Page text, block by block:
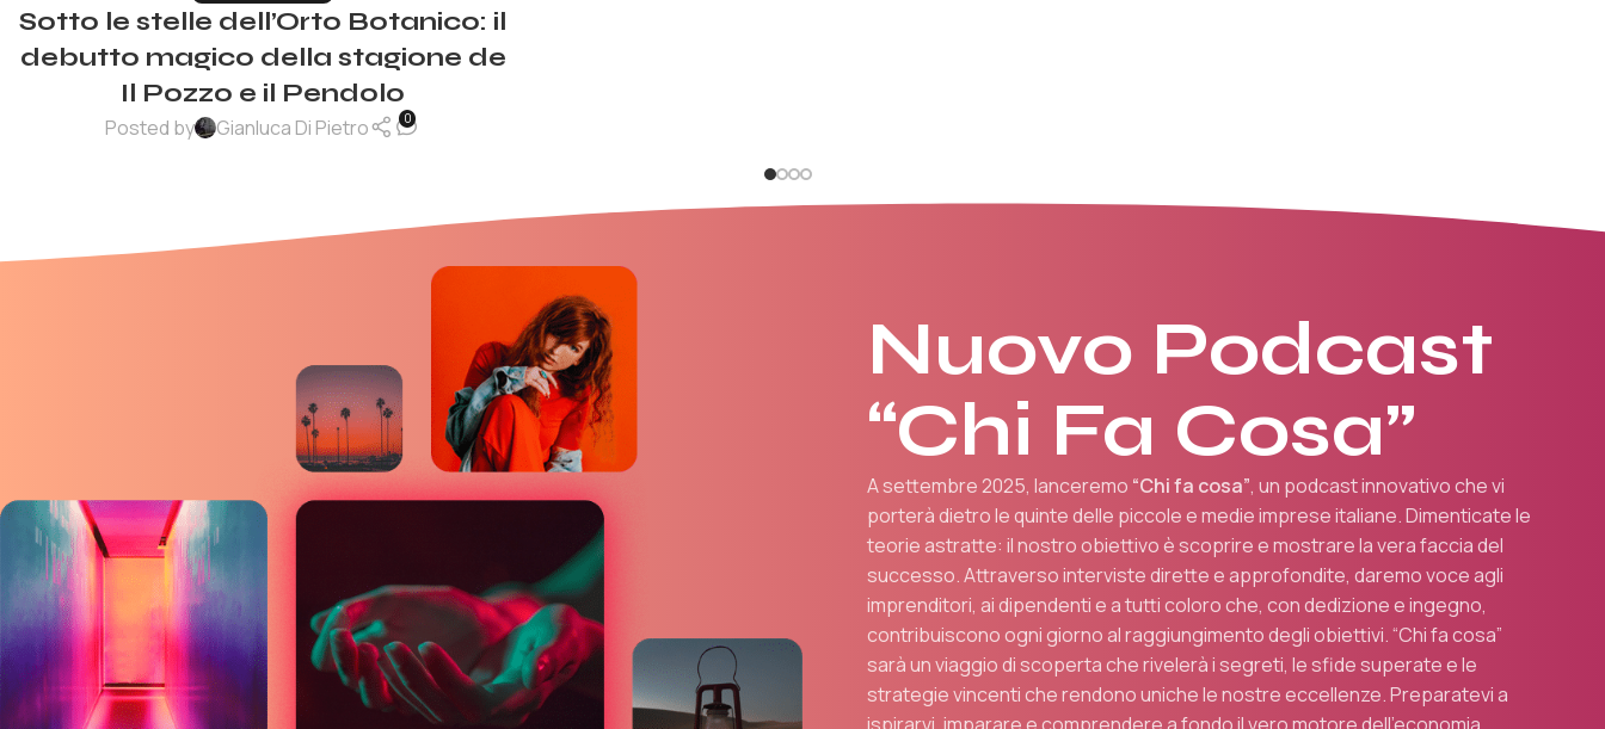
Sotto le stelle dell’Orto Botanico: il
debutto magico della stagione de
Il Pozzo e il Pendolo
Posted by Gianluca Di Pietro 0
Nuovo Podcast
“Chi Fa Cosa”
A settembre 2025, lanceremo “Chi fa cosa”, un podcast innovativo che vi
porterà dietro le quinte delle piccole e medie imprese italiane. Dimenticate le
teorie astratte: il nostro obiettivo è scoprire e mostrare la vera faccia del
successo. Attraverso interviste dirette e approfondite, daremo voce agli
imprenditori, ai dipendenti e a tutti coloro che, con dedizione e ingegno,
contribuiscono ogni giorno al raggiungimento degli obiettivi. “Chi fa cosa”
sarà un viaggio di scoperta che rivelerà i segreti, le sfide superate e le
strategie vincenti che rendono uniche le nostre eccellenze. Preparatevi a